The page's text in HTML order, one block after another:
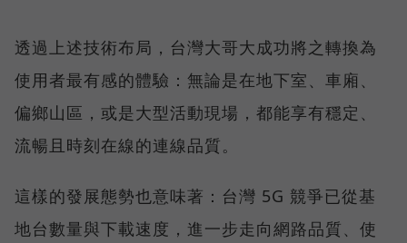
透過上述技術布局，台灣大哥大成功將之轉換為
使用者最有感的體驗：無論是在地下室、車廂、
偏鄉山區，或是大型活動現場，都能享有穩定、
流暢且時刻在線的連線品質。
這樣的發展態勢也意味著：台灣 5G 競爭已從基
地台數量與下載速度，進一步走向網路品質、使